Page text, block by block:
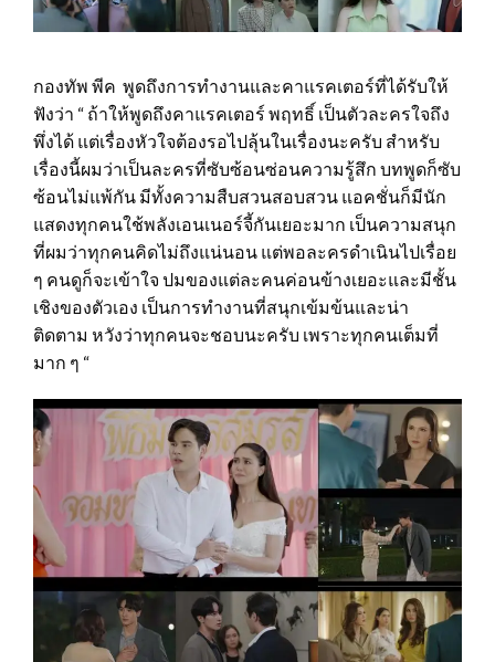
กองทัพ พีค พูดถึงการทำงานและคาแรคเตอร์ที่ได้รับให้
ฟังว่า “ ถ้าให้พูดถึงคาแรคเตอร์ พฤทธิ์ เป็นตัวละครใจถึง
พึ่งได้ แต่เรื่องหัวใจต้องรอไปลุ้นในเรื่องนะครับ สำหรับ
เรื่องนี้ผมว่าเป็นละครที่ซับซ้อนซ่อนความรู้สึก บทพูดก็ซับ
ซ้อนไม่แพ้กัน มีทั้งความสืบสวนสอบสวน แอคชั่นก็มีนัก
แสดงทุกคนใช้พลังเอนเนอร์จี้กันเยอะมาก เป็นความสนุก
ที่ผมว่าทุกคนคิดไม่ถึงแน่นอน แต่พอละครดำเนินไปเรื่อย
ๆ คนดูก็จะเข้าใจ ปมของแต่ละคนค่อนข้างเยอะและมีชั้น
เชิงของตัวเอง เป็นการทำงานที่สนุกเข้มข้นและน่า
ติดตาม หวังว่าทุกคนจะชอบนะครับ เพราะทุกคนเต็มที่
มาก ๆ “